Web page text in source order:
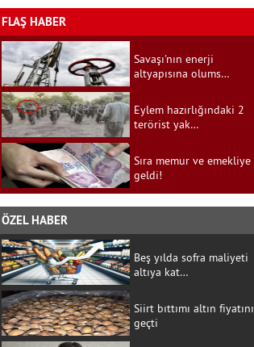
FLAŞ HABER
Savaşı'nın enerji
altyapısına olums…
Eylem hazırlığındaki 2
terörist yak…
Sıra memur ve emekliye
geldi!
ÖZEL HABER
Beş yılda sofra maliyeti
altıya kat…
Siirt bıttımı altın fiyatını
geçti